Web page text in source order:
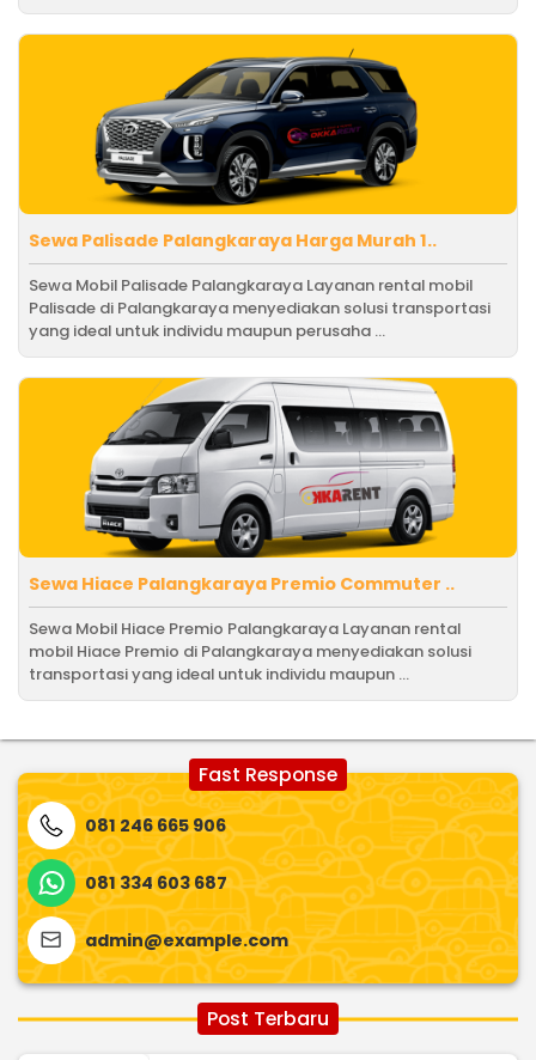
Sewa Palisade Palangkaraya Harga Murah 1..
Sewa Mobil Palisade Palangkaraya Layanan rental mobil
Palisade di Palangkaraya menyediakan solusi transportasi
yang ideal untuk individu maupun perusaha ...
Sewa Hiace Palangkaraya Premio Commuter ..
Sewa Mobil Hiace Premio Palangkaraya Layanan rental
mobil Hiace Premio di Palangkaraya menyediakan solusi
transportasi yang ideal untuk individu maupun ...
Fast Response
081 246 665 906
081 334 603 687
admin@example.com
Post Terbaru